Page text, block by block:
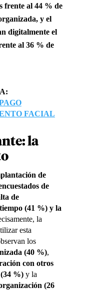
frente al 44 % de
y el
digitalmente el
al 36 % de
FACIAL
la
de
de
de
(41 %) y la
la
esta
los
(40 %),
con otros
%)y la
(26